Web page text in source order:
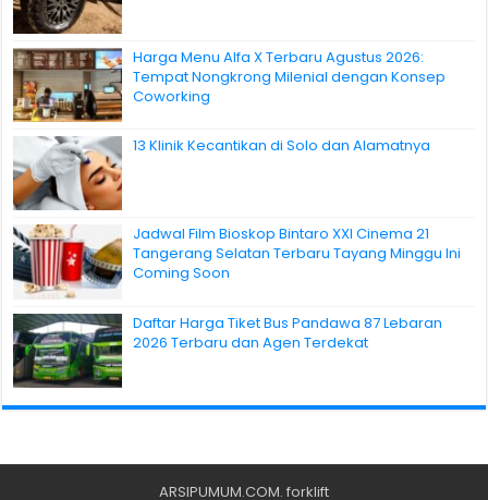
Harga Menu Alfa X Terbaru Agustus 2026:
Tempat Nongkrong Milenial dengan Konsep
Coworking
13 Klinik Kecantikan di Solo dan Alamatnya
Jadwal Film Bioskop Bintaro XXI Cinema 21
Tangerang Selatan Terbaru Tayang Minggu Ini
Coming Soon
Daftar Harga Tiket Bus Pandawa 87 Lebaran
2026 Terbaru dan Agen Terdekat
ARSIPUMUM.COM. forklift